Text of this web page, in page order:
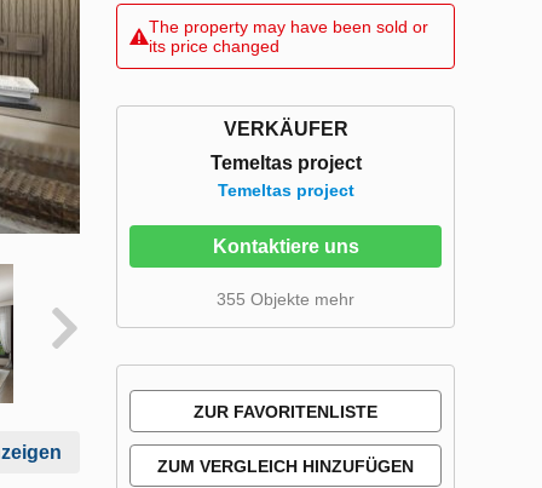
The property may have been sold or
its price changed
VERKÄUFER
Temeltas project
Temeltas project
Kontaktiere uns
355 Objekte mehr
ZUR FAVORITENLISTE
ZUM VERGLEICH HINZUFÜGEN